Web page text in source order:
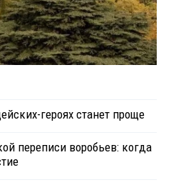
героях станет проще
переписи воробьев: когда